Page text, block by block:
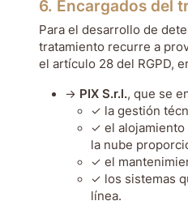
6. Encargados del
Para el desarrollo de
tratamiento recurre a
el artículo 28 del RGPD,
PIX S.r.l., que se
la gestión
el
la nube
el
los sistemas
línea.